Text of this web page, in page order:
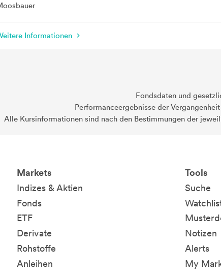
Informationen
Fondsdaten und
Performanceergebnisse der
Alle Kursinformationen sind nach den Bestimmungen der
Markets
Indizes & Aktien
Fonds
ETF
Derivate
Rohstoffe
Anleihen
Tools
Suche
Notizen
Alerts
My